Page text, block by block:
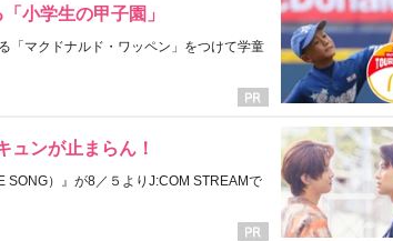
小学生の甲子園」
「マクドナルド・ワッペン」をつけて学童
ュンが止まらん！
SONG）』が8／５よりJ:COM STREAMで